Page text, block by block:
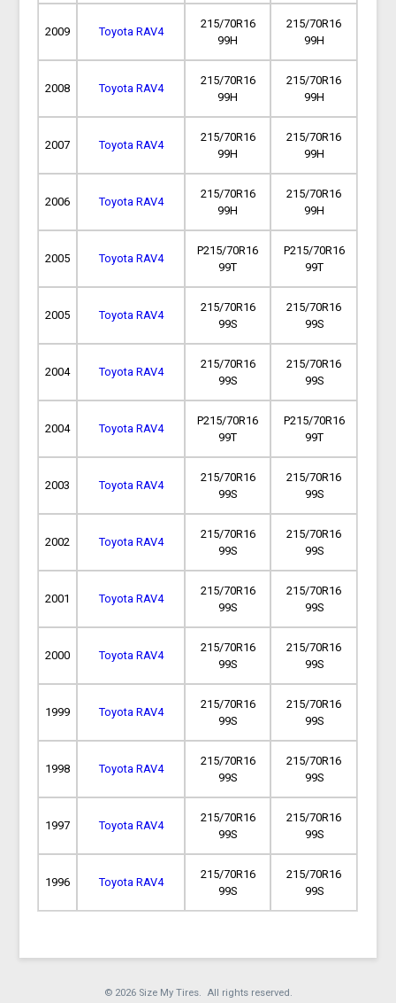
2009 Toyota RAV4
215/70R16
99H
215/70R16
99H
2008 Toyota RAV4
215/70R16
99H
215/70R16
99H
2007 Toyota RAV4
215/70R16
99H
215/70R16
99H
2006 Toyota RAV4
215/70R16
99H
215/70R16
99H
2005 Toyota RAV4
P215/70R16
99T
P215/70R16
99T
2005 Toyota RAV4
215/70R16
99S
215/70R16
99S
2004 Toyota RAV4
215/70R16
99S
215/70R16
99S
2004 Toyota RAV4
P215/70R16
99T
P215/70R16
99T
2003 Toyota RAV4
215/70R16
99S
215/70R16
99S
2002 Toyota RAV4
215/70R16
99S
215/70R16
99S
2001 Toyota RAV4
215/70R16
99S
215/70R16
99S
2000 Toyota RAV4
215/70R16
99S
215/70R16
99S
1999 Toyota RAV4
215/70R16
99S
215/70R16
99S
1998 Toyota RAV4
215/70R16
99S
215/70R16
99S
1997 Toyota RAV4
215/70R16
99S
215/70R16
99S
1996 Toyota RAV4
215/70R16
99S
215/70R16
99S
© 2026 Size My Tires. All rights reserved.